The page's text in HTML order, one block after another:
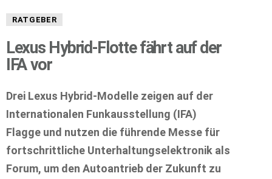
RATGEBER
Lexus Hybrid-Flotte fährt auf der
IFA vor
Drei Lexus Hybrid-Modelle zeigen auf der
Internationalen Funkausstellung (IFA)
Flagge und nutzen die führende Messe für
fortschrittliche Unterhaltungselektronik als
Forum, um den Autoantrieb der Zukunft zu